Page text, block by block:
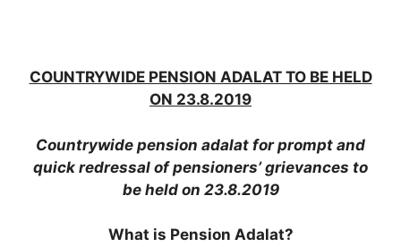
COUNTRYWIDE PENSION ADALAT TO BE HELD
ON 23.8.2019
Countrywide pension adalat for prompt and
quick redressal of pensioners’ grievances to
be held on 23.8.2019
What is Pension Adalat?